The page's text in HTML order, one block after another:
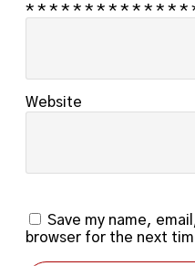
* * * * * * * * * * * * * *
Website
Save my name,
browser for the next